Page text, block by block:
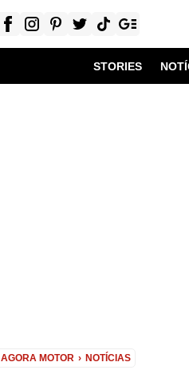
STORIES
AGORA MOTOR NOTÍCIAS